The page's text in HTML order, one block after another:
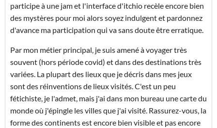
participe à une jam et l'interface d'itchio recèle encore bien
des mystères pour moi alors soyez indulgent et pardonnez
d'avance ma participation qui va sans doute être erratique.
Par mon métier principal, je suis amené à voyager très
souvent (hors période covid) et dans des destinations très
variées. La plupart des lieux que je décris dans mes jeux
sont des réinventions de lieux visités. C'est un peu
fétichiste, je l'admet, mais j'ai dans mon bureau une carte du
monde où j'épingle les villes que j'ai visité. Rassurez-vous, la
forme des continents est encore bien visible et pas encore